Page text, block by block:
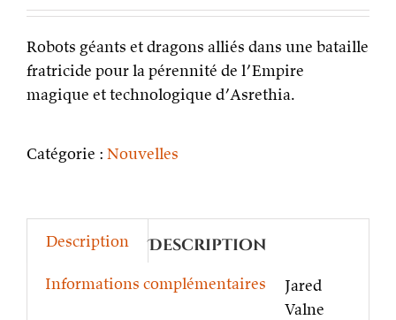
Robots géants et dragons alliés dans une bataille
fratricide pour la pérennité de l’Empire
magique et technologique d’Asrethia.
Catégorie : Nouvelles
Description
Informations complémentaires
Description
Jared
Valne